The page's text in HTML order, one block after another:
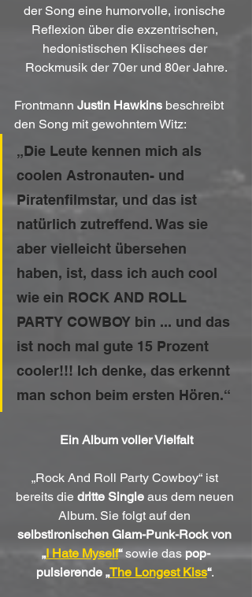
der Song eine humorvolle, ironische
Reflexion über die exzentrischen,
hedonistischen Klischees der
Rockmusik der 70er und 80er Jahre.
Frontmann Justin Hawkins beschreibt
den Song mit gewohntem Witz:
„Die Leute kennen mich als
coolen Astronauten- und
Piratenfilmstar, und das ist
natürlich zutreffend. Was sie
aber vielleicht übersehen
haben, ist, dass ich auch cool
wie ein ROCK AND ROLL
PARTY COWBOY bin ... und das
ist noch mal gute 15 Prozent
cooler!!! Ich denke, das erkennt
man schon beim ersten Hören.“
Ein Album voller Vielfalt
„Rock And Roll Party Cowboy“ ist
bereits die dritte Single aus dem neuen
Album. Sie folgt auf den
selbstironischen Glam-Punk-Rock von
„I Hate Myself“ sowie das pop-
pulsierende „The Longest Kiss“.